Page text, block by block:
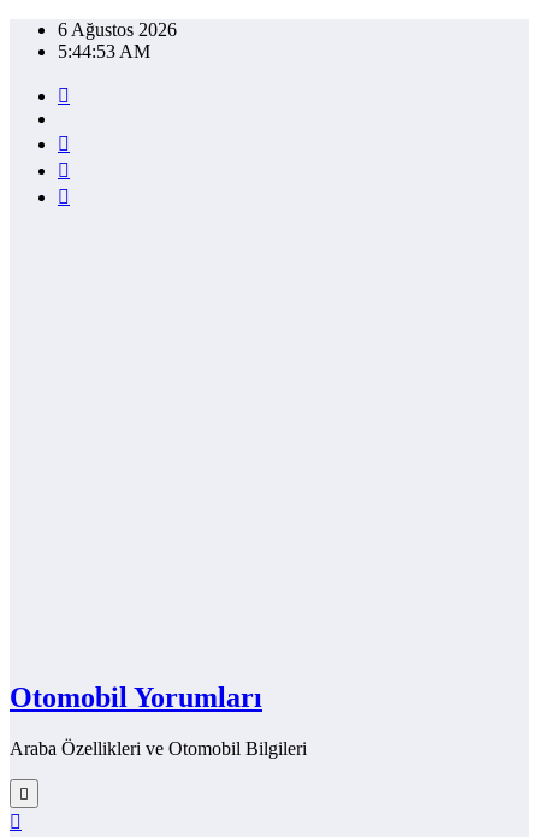
İçeriğe6 Ağustos 2026
5:44:53 AM
Otomobil Yorumları
Araba Özellikleri ve Otomobil Bilgileri